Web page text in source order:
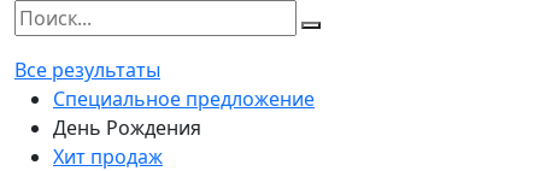
Все результаты
Специальное предложение
День Рождения
Хит продаж